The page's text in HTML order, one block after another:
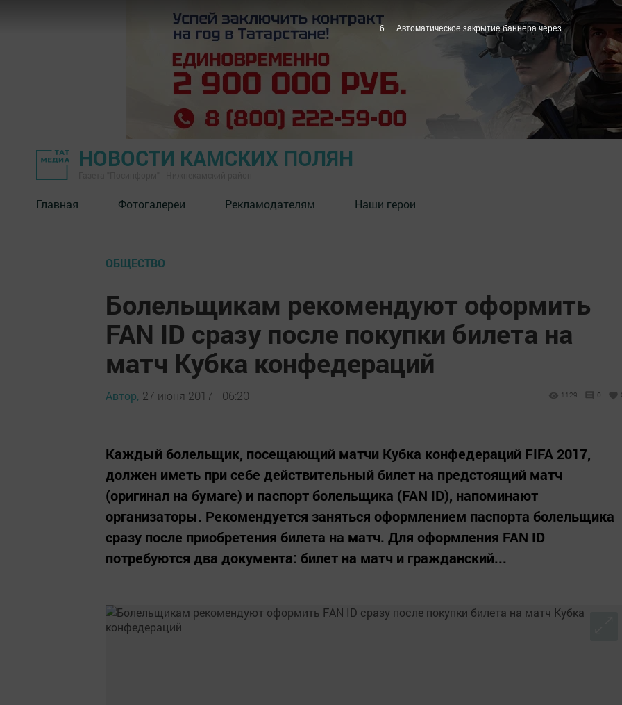
НОВОСТИ КАМСКИХ ПОЛЯН
Главная Фотогалереи Рекламодателям Наши герои
ОБЩЕСТВО
Болельщикам рекомендуют оформить
FAN ID сразу после покупки билета на
матч Кубка конфедераций
Автор, 27 июня 2017 - 06:20 1129 0
Каждый болельщик, посещающий матчи Кубка конфедераций FIFA 2017,
должен иметь при себе действительный билет на предстоящий матч
(оригинал на бумаге) и паспорт болельщика (FAN ID), напоминают
организаторы. Рекомендуется заняться оформлением паспорта болельщика
сразу после приобретения билета на матч. Для оформления FAN ID
потребуются два документа: билет на матч и гражданский...
5 Автоматическое закрытие баннера через